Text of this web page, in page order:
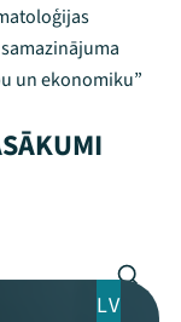
un ekonomiku”
LV